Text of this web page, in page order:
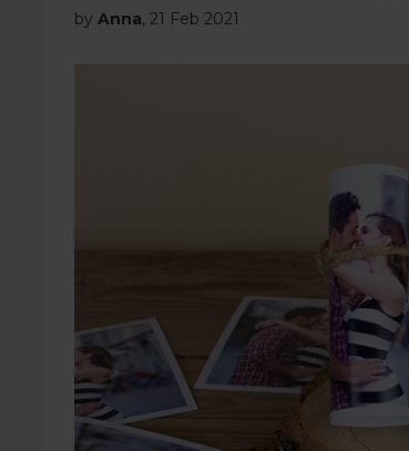
by Anna, 21 Feb 2021